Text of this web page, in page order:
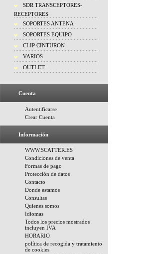
SDR TRANSCEPTORES-
RECEPTORES
SOPORTES ANTENA
SOPORTES EQUIPO
CLIP CINTURON
VARIOS
OUTLET
Cuenta
Autentificarse
Crear Cuenta
Información
WWW.SCATTER.ES
Condiciones de venta
Formas de pago
Protección de datos
Contacto
Donde estamos
Consultas
Quienes somos
Idiomas
Todos los precios mostrados
incluyen IVA
HORARIO
política de recogida y tratamiento
de cookies